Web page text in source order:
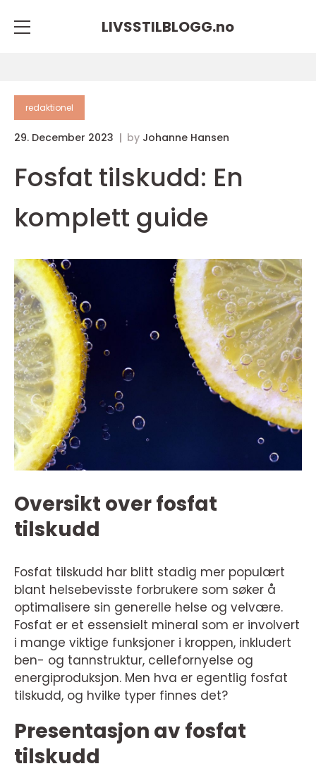
LIVSSTILBLOGG.no
redaktionel
29. December 2023 by Johanne Hansen
Fosfat tilskudd: En
komplett guide
Oversikt over fosfat
tilskudd
Fosfat tilskudd har blitt stadig mer populært
blant helsebevisste forbrukere som søker å
optimalisere sin generelle helse og velvære.
Fosfat er et essensielt mineral som er involvert
i mange viktige funksjoner i kroppen, inkludert
ben- og tannstruktur, cellefornyelse og
energiproduksjon. Men hva er egentlig fosfat
tilskudd, og hvilke typer finnes det?
Presentasjon av fosfat
tilskudd